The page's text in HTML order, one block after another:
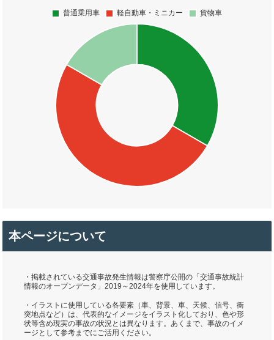
本ページについて
・掲載されている交通事故発生情報は警察庁公開の「交通事故統計
情報のオープンデータ」2019～2024年を使用しています。
・イラストに使用している各要素（車、背景、車、天候、信号、衝
突地点など）は、代表的なイメージをイラスト化しており、色や形
状等含め現実の事故の状況とは異なります。あくまで、事故のイメ
ージとして参考までにご活用ください。